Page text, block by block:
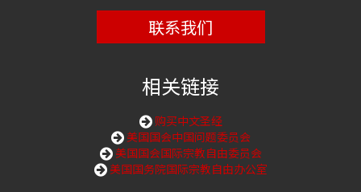
联系我们
相关链接
购买中文圣经
美国国会中国问题委员会
美国国会国际宗教自由委员会
美国国务院国际宗教自由办公室